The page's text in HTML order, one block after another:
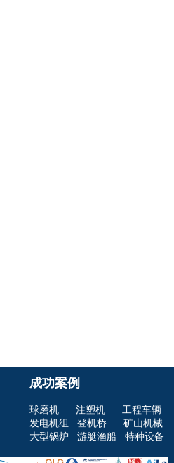
成功案例
球磨机 注塑机 工程车辆
发电机组 登机桥 矿山机械
大型锅炉 游艇渔船 特种设备